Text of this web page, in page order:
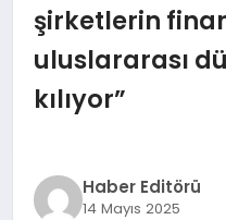
OYUN
İŞ DÜNYASI
ANA DEMO
şirketlerin
uluslararası
kılıyor”
Haber Editörü
14 Mayıs 2025